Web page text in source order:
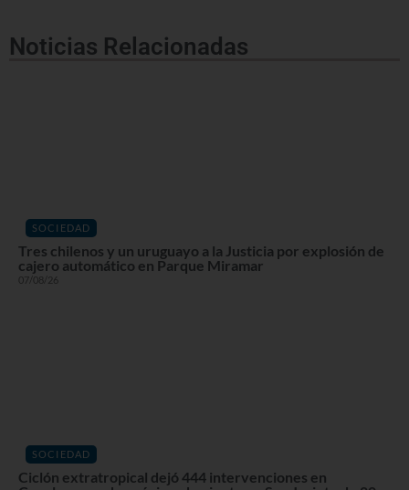
Noticias Relacionadas
SOCIEDAD
Tres chilenos y un uruguayo a la Justicia por explosión de
cajero automático en Parque Miramar
07/08/26
SOCIEDAD
Ciclón extratropical dejó 444 intervenciones en